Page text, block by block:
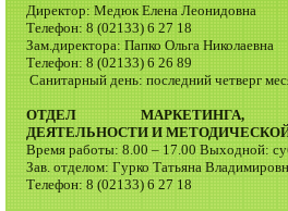
Директор: Медюк Елена Леонидовна
Телефон: 8 (02133) 6 27 18
Зам.директора: Папко Ольга Николаевна
Телефон: 8 (02133) 6 26 89
Санитарный день: последний четверг
ОТДЕЛ МАРКЕТИНГА,
ДЕЯТЕЛЬНОСТИ И
Время работы: 8.00 – 17.00 Выходной:
Зав. отделом: Гурко Татьяна
Телефон: 8 (02133) 6 27 18